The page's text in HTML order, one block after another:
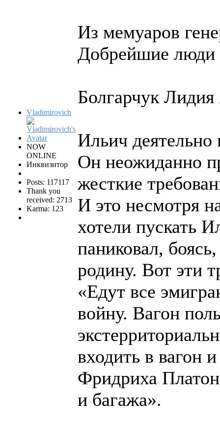
Vladimirovich
NOW
ONLINE
Инквизитор
Posts: 117117
Thank you
received: 2713
Karma: 123
Из мемуаров
Добрейшие люди
Болгарчук
Ильич деятельно
Он неожиданно
жесткие
И это несмотря
хотели пускать
паниковал,
родину. Вот эти
«Едут все
войну. Вагон
входить в вагон
Фридриха
и багажа».